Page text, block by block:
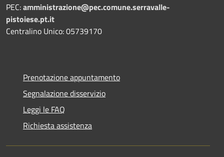
PEC:amministrazione@pec.comune.serravalle-
pistoiese.pt.it
Centralino Unico: 05739170
Prenotazione appuntamento
Segnalazione disservizio
Leggi le FAQ
Richiesta assistenza